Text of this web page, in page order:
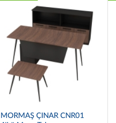
MORMAŞ ÇINAR CNR01